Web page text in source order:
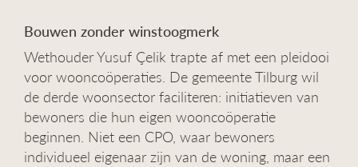
Bouwen zonder winstoogmerk
Wethouder Yusuf Çelik trapte af met een pleidooi
voor wooncoöperaties. De gemeente Tilburg wil
de derde woonsector faciliteren: initiatieven van
bewoners die hun eigen wooncoöperatie
beginnen. Niet een CPO, waar bewoners
individueel eigenaar zijn van de woning, maar een